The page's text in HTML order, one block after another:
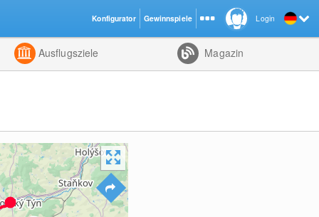
Kombiniert
Ausflugsziele Magazin
Login
Konfigurator Gewinnspiele